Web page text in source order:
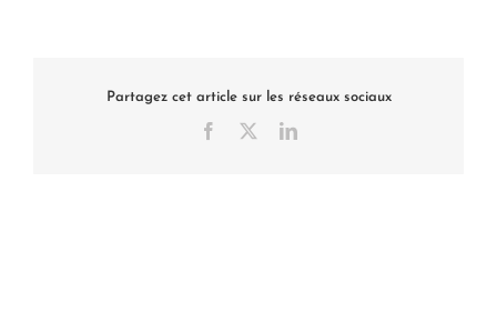
Partagez cet article sur les réseaux sociaux
Facebook LinkedIn